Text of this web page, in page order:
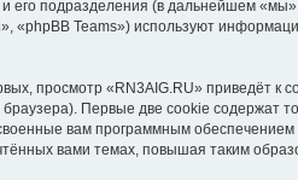
его подразделения (в дальнейшем
«phpBB Teams») используют
просмотр «RN3AIG.RU» приведёт
Первые две cookie содержат
вам программным
вами темах, повышая таким